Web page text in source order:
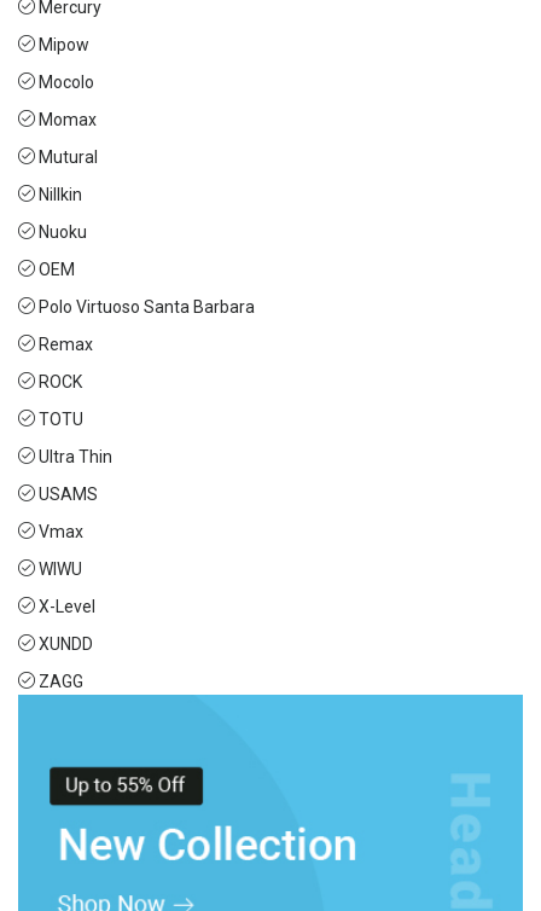
Mercury
Mipow
Mocolo
Momax
Mutural
Nillkin
Nuoku
OEM
Polo Virtuoso Santa Barbara
Remax
ROCK
TOTU
Ultra Thin
USAMS
Vmax
WIWU
X-Level
XUNDD
ZAGG